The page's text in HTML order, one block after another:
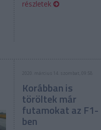
részletek
2020. március 14. szombat, 09:58
Korábban is
töröltek már
futamokat az F1-
ben